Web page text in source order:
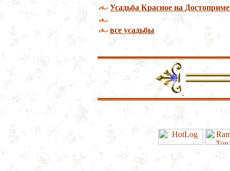
Усадьба Красное на
все усадьбы